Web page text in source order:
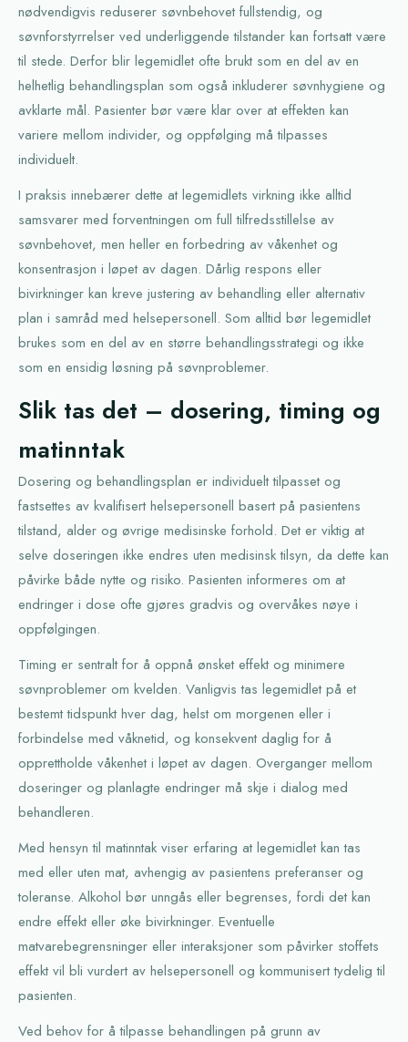
nødvendigvis reduserer søvnbehovet fullstendig, og
søvnforstyrrelser ved underliggende tilstander kan fortsatt være
til stede. Derfor blir legemidlet ofte brukt som en del av en
helhetlig behandlingsplan som også inkluderer søvnhygiene og
avklarte mål. Pasienter bør være klar over at effekten kan
variere mellom individer, og oppfølging må tilpasses
individuelt.
I praksis innebærer dette at legemidlets virkning ikke alltid
samsvarer med forventningen om full tilfredsstillelse av
søvnbehovet, men heller en forbedring av våkenhet og
konsentrasjon i løpet av dagen. Dårlig respons eller
bivirkninger kan kreve justering av behandling eller alternativ
plan i samråd med helsepersonell. Som alltid bør legemidlet
brukes som en del av en større behandlingsstrategi og ikke
som en ensidig løsning på søvnproblemer.
Slik tas det – dosering, timing og
matinntak
Dosering og behandlingsplan er individuelt tilpasset og
fastsettes av kvalifisert helsepersonell basert på pasientens
tilstand, alder og øvrige medisinske forhold. Det er viktig at
selve doseringen ikke endres uten medisinsk tilsyn, da dette kan
påvirke både nytte og risiko. Pasienten informeres om at
endringer i dose ofte gjøres gradvis og overvåkes nøye i
oppfølgingen.
Timing er sentralt for å oppnå ønsket effekt og minimere
søvnproblemer om kvelden. Vanligvis tas legemidlet på et
bestemt tidspunkt hver dag, helst om morgenen eller i
forbindelse med våknetid, og konsekvent daglig for å
opprettholde våkenhet i løpet av dagen. Overganger mellom
doseringer og planlagte endringer må skje i dialog med
behandleren.
Med hensyn til matinntak viser erfaring at legemidlet kan tas
med eller uten mat, avhengig av pasientens preferanser og
toleranse. Alkohol bør unngås eller begrenses, fordi det kan
endre effekt eller øke bivirkninger. Eventuelle
matvarebegrensninger eller interaksjoner som påvirker stoffets
effekt vil bli vurdert av helsepersonell og kommunisert tydelig til
pasienten.
Ved behov for å tilpasse behandlingen på grunn av